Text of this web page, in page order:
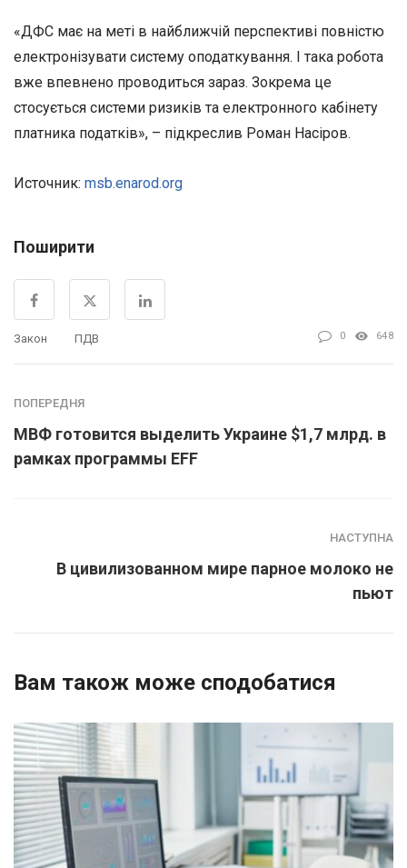
«ДФС має на меті в найближчій перспективі повністю
електронізувати систему оподаткування. І така робота
вже впевнено проводиться зараз. Зокрема це
стосується системи ризиків та електронного кабінету
платника податків», – підкреслив Роман Насіров.
Источник: msb.enarod.org
Поширити
Закон ПДВ 0 648
ПОПЕРЕДНЯ
МВФ готовится выделить Украине $1,7 млрд. в
рамках программы EFF
НАСТУПНА
В цивилизованном мире парное молоко не
пьют
Вам також може сподобатися